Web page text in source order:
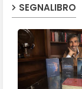
SEGNALIBRO